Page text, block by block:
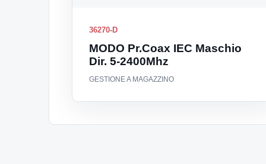
36270-D
MODO Pr.Coax IEC Maschio
Dir. 5-2400Mhz
GESTIONE A MAGAZZINO